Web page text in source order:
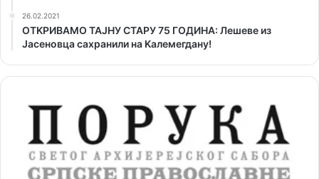
26.02.2021
ОТKРИВАМО ТАЈНУ СТАРУ 75 ГОДИНА: Лешеве из
Јасеновца сахранили на Kалемегдану!